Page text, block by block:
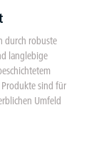
durch robuste
langlebige
sind für
Umfeld